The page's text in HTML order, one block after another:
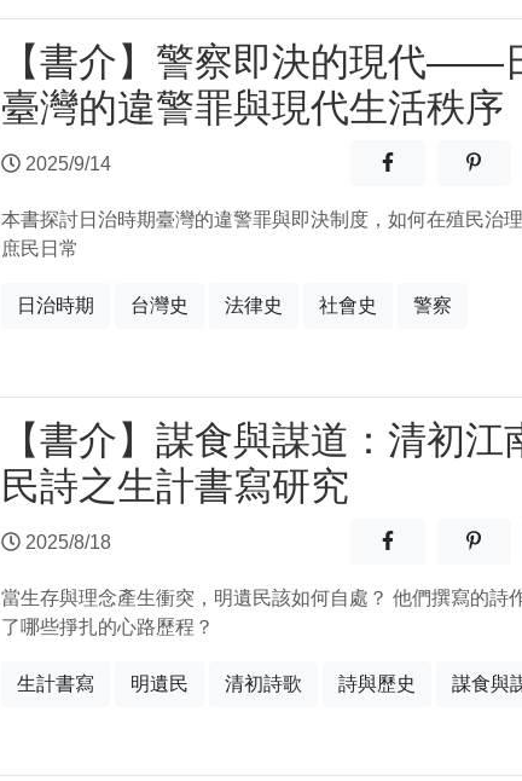
【書介】警察即決的現代——
臺灣的違警罪與現代生活秩序
2025/9/14 分享至 分享
本書探討日治時期臺灣的違警罪與即決制度，如何在殖民治
庶民日常
日治時期 台灣史 法律史 社會史 警察
【書介】謀食與謀道：清初江
民詩之生計書寫研究
2025/8/18 分享至 分享
當生存與理念產生衝突，明遺民該如何自處？ 他們撰寫的詩
了哪些掙扎的心路歷程？
生計書寫 明遺民 清初詩歌 詩與歷史 謀食與